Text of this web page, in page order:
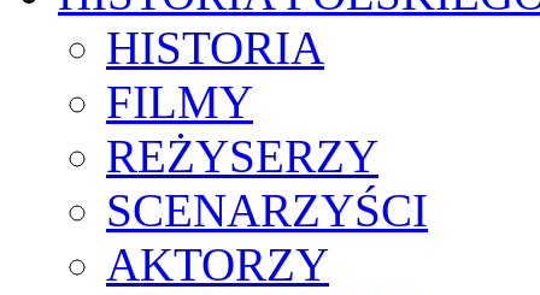
HISTORIA
FILMY
REŻYSERZY
SCENARZYŚCI
AKTORZY